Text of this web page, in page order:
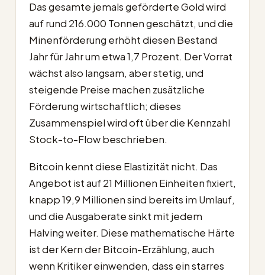
Das gesamte jemals geförderte Gold wird
auf rund 216.000 Tonnen geschätzt, und die
Minenförderung erhöht diesen Bestand
Jahr für Jahr um etwa 1,7 Prozent. Der Vorrat
wächst also langsam, aber stetig, und
steigende Preise machen zusätzliche
Förderung wirtschaftlich; dieses
Zusammenspiel wird oft über die Kennzahl
Stock-to-Flow beschrieben.
Bitcoin kennt diese Elastizität nicht. Das
Angebot ist auf 21 Millionen Einheiten fixiert,
knapp 19,9 Millionen sind bereits im Umlauf,
und die Ausgaberate sinkt mit jedem
Halving weiter. Diese mathematische Härte
ist der Kern der Bitcoin-Erzählung, auch
wenn Kritiker einwenden, dass ein starres